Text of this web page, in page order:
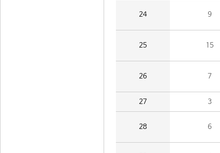
24 9
25 15
26 7
27 3
28 6